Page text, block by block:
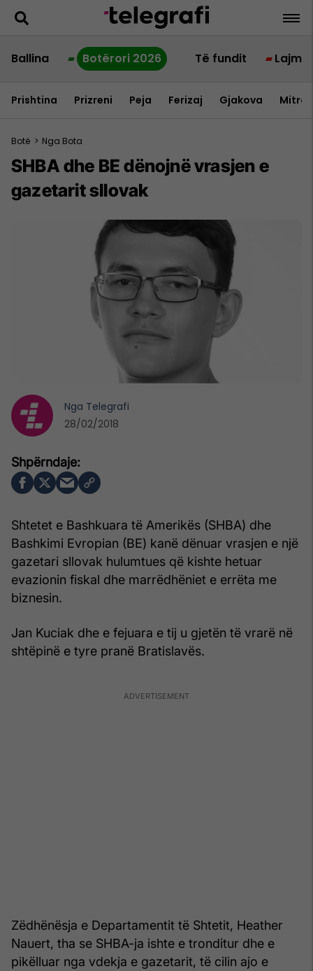
Ballina Botërori 2026 Të fundit Lajme
Prishtina Prizreni Peja Ferizaj Gjakova
Botë > Nga Bota
SHBA dhe BE dënojnë vrasjen e
gazetarit sllovak
Shtetet e Bashkuara të Amerikës (SHBA) dhe
Bashkimi Evropian (BE) kanë dënuar vrasjen e një
gazetari sllovak hulumtues që kishte hetuar
evazionin fiskal dhe marrëdhëniet e errëta me
biznesin.
Jan Kuciak dhe e fejuara e tij u gjetën të vrarë në
shtëpinë e tyre pranë Bratislavës.
Zëdhënësja e Departamentit të Shtetit, Heather
Nauert, tha se SHBA-ja ishte e tronditur dhe e
pikëlluar nga vdekja e gazetarit, të cilin ajo e
Nga Telegrafi
28/02/2018